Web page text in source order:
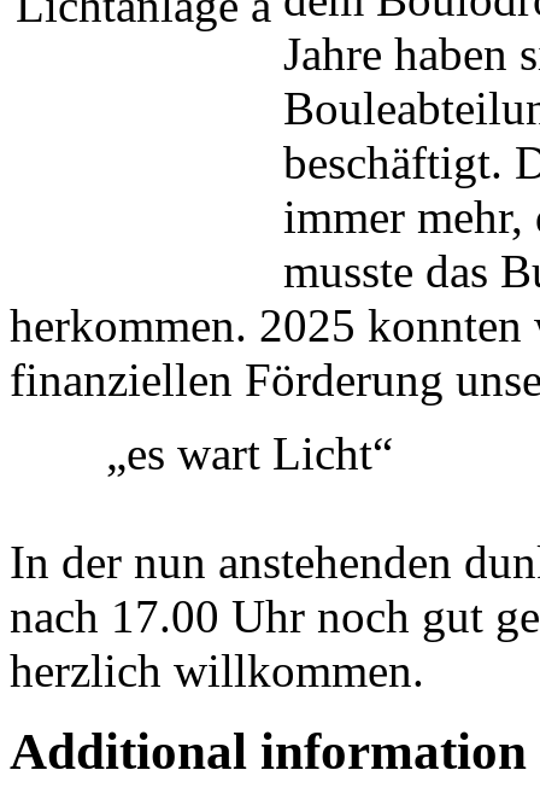
Jahre haben
beschäftigt.
immer mehr,
musste das
herkommen. 2025
finanziellen Förderung
„es wart Licht“
In der nun anstehenden
nach 17.00 Uhr noch gut
herzlich willkommen.
Additional information